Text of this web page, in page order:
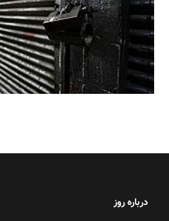
درباره روز